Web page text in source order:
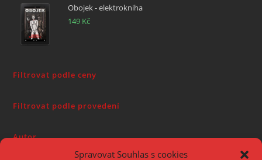
Spravovat Souhlas s cookies
Obojek - elektrokniha
149 Kč
Filtrovat podle ceny
Filtrovat podle provedení
Autor